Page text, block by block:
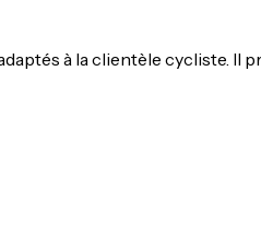
à la clientèle cycliste. Il